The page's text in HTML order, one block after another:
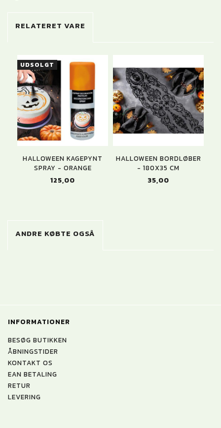
RELATERET VARE
UDSOLGT
HALLOWEEN KAGEPYNT
SPRAY - ORANGE
125,00
HALLOWEEN BORDLØBER
- 180X35 CM
35,00
ANDRE KØBTE OGSÅ
INFORMATIONER
BESØG BUTIKKEN
ÅBNINGSTIDER
KONTAKT OS
EAN BETALING
RETUR
LEVERING